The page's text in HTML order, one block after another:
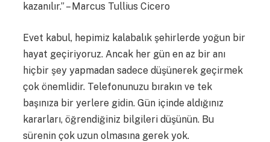
kazanılır.” – Marcus Tullius Cicero
Evet kabul, hepimiz kalabalık şehirlerde yoğun bir
hayat geçiriyoruz. Ancak her gün en az bir anı
hiçbir şey yapmadan sadece düşünerek geçirmek
çok önemlidir. Telefonunuzu bırakın ve tek
başınıza bir yerlere gidin. Gün içinde aldığınız
kararları, öğrendiğiniz bilgileri düşünün. Bu
sürenin çok uzun olmasına gerek yok.